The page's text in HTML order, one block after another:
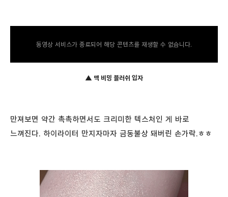
동영상 서비스가 종료되어 해당 콘텐츠를 재생할 수 없습니다.
▲ 맥 비밍 블러쉬 입자
만져보면 약간 촉촉하면서도 크리미한 텍스처인 게 바로
느껴진다. 하이라이터 만지자마자 금동불상 돼버린 손가락.ㅎㅎ